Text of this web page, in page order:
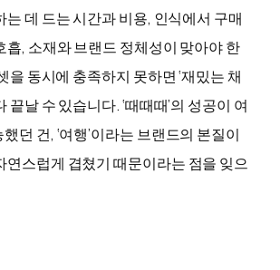
는 데 드는 시간과 비용, 인식에서 구매
흡, 소재와 브랜드 정체성이 맞아야 한
을 동시에 충족하지 못하면 ‘재밌는 채
끝날 수 있습니다. ‘때때때’의 성공이 여
던 건, ‘여행’이라는 브랜드의 본질이
연스럽게 겹쳤기 때문이라는 점을 잊으